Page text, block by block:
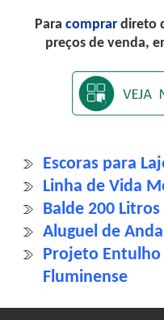
Para comprar direto
preços de venda,
Escoras para
Linha de Vida
Balde 200 Litros
Aluguel de
Projeto Entulho
Fluminense